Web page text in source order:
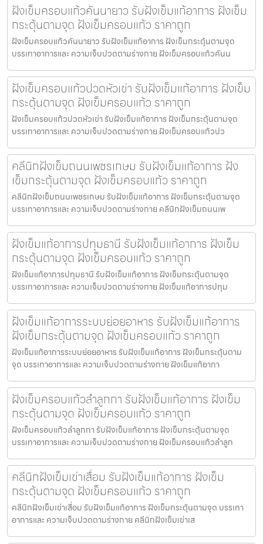
ฝังเข็มครอบแก้วคันนายาว รับฝังเข็มแก้อาการ ฝังเข็ม
กระตุ้นตามจุด ฝังเข็มครอบแก้ว ราคาถูก
ฝังเข็มครอบแก้วคันนายาว รับฝังเข็มแก้อาการ ฝังเข็มกระตุ้นตามจุด
บรรเทาอาการและ ความเจ็บปวดตามร่างกาย ฝังเข็มครอบแก้วคันน
ฝังเข็มครอบแก้วปวดหัวเข่า รับฝังเข็มแก้อาการ ฝังเข็ม
กระตุ้นตามจุด ฝังเข็มครอบแก้ว ราคาถูก
ฝังเข็มครอบแก้วปวดหัวเข่า รับฝังเข็มแก้อาการ ฝังเข็มกระตุ้นตามจุด
บรรเทาอาการและ ความเจ็บปวดตามร่างกาย ฝังเข็มครอบแก้วปว
คลีนิกฝังเข็มถนนเพชรเกษม รับฝังเข็มแก้อาการ ฝัง
เข็มกระตุ้นตามจุด ฝังเข็มครอบแก้ว ราคาถูก
คลีนิกฝังเข็มถนนเพชรเกษม รับฝังเข็มแก้อาการ ฝังเข็มกระตุ้นตามจุด
บรรเทาอาการและ ความเจ็บปวดตามร่างกาย คลีนิกฝังเข็มถนนเพ
ฝังเข็มแก้อาการปทุมธานี รับฝังเข็มแก้อาการ ฝังเข็ม
กระตุ้นตามจุด ฝังเข็มครอบแก้ว ราคาถูก
ฝังเข็มแก้อาการปทุมธานี รับฝังเข็มแก้อาการ ฝังเข็มกระตุ้นตามจุด
บรรเทาอาการและ ความเจ็บปวดตามร่างกาย ฝังเข็มแก้อาการปทุม
ฝังเข็มแก้อาการระบบย่อยอาหาร รับฝังเข็มแก้อาการ
ฝังเข็มกระตุ้นตามจุด ฝังเข็มครอบแก้ว ราคาถูก
ฝังเข็มแก้อาการระบบย่อยอาหาร รับฝังเข็มแก้อาการ ฝังเข็มกระตุ้นตาม
จุด บรรเทาอาการและ ความเจ็บปวดตามร่างกาย ฝังเข็มแก้อากา
ฝังเข็มครอบแก้วลำลูกกา รับฝังเข็มแก้อาการ ฝังเข็ม
กระตุ้นตามจุด ฝังเข็มครอบแก้ว ราคาถูก
ฝังเข็มครอบแก้วลำลูกกา รับฝังเข็มแก้อาการ ฝังเข็มกระตุ้นตามจุด
บรรเทาอาการและ ความเจ็บปวดตามร่างกาย ฝังเข็มครอบแก้วลำลูก
คลีนิกฝังเข็มเข่าเสื่อม รับฝังเข็มแก้อาการ ฝังเข็ม
กระตุ้นตามจุด ฝังเข็มครอบแก้ว ราคาถูก
คลีนิกฝังเข็มเข่าเสื่อม รับฝังเข็มแก้อาการ ฝังเข็มกระตุ้นตามจุด บรรเทา
อาการและ ความเจ็บปวดตามร่างกาย คลีนิกฝังเข็มเข่าเส